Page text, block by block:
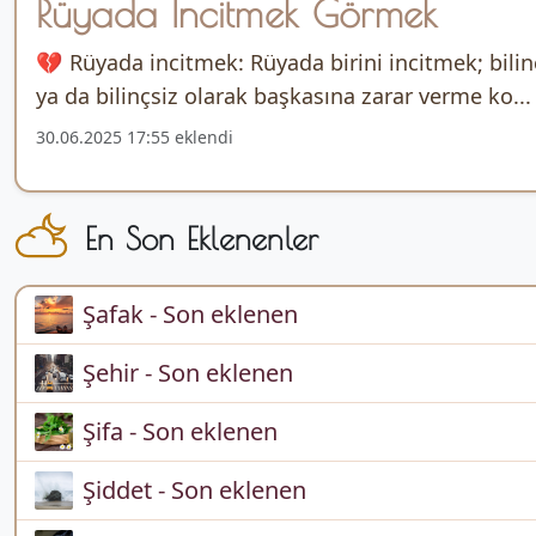
Rüyada İncitmek Görmek
💔 Rüyada incitmek: Rüyada birini incitmek;
ya da bilinçsiz olarak başkasına zarar verme ko...
30.06.2025 17:55 eklendi
En Son Eklenenler
Şafak - Son eklenen
Şehir - Son eklenen
Şifa - Son eklenen
Şiddet - Son eklenen